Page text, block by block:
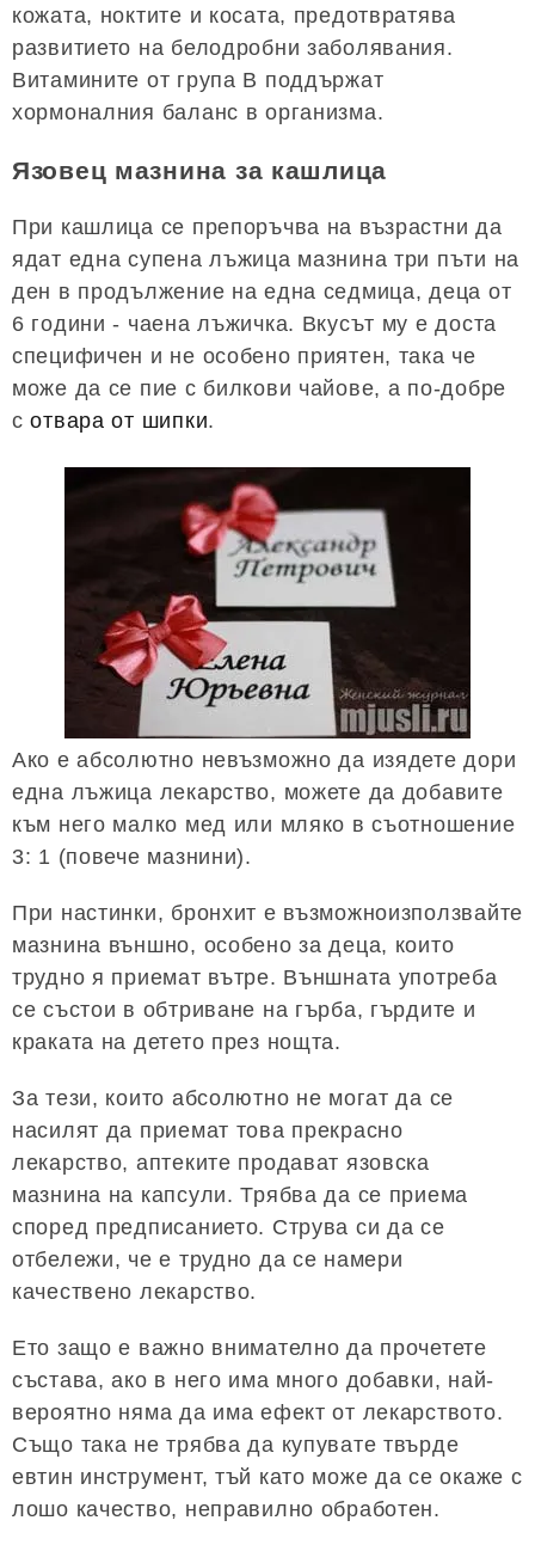
кожата, ноктите и косата, предотвратява
развитието на белодробни заболявания.
Витамините от група В поддържат
хормоналния баланс в организма.
Язовец мазнина за кашлица
При кашлица се препоръчва на възрастни да
ядат една супена лъжица мазнина три пъти на
ден в продължение на една седмица, деца от
6 години - чаена лъжичка. Вкусът му е доста
специфичен и не особено приятен, така че
може да се пие с билкови чайове, а по-добре
сотвара от шипки.
Ако е абсолютно невъзможно да изядете дори
една лъжица лекарство, можете да добавите
към него малко мед или мляко в съотношение
3: 1 (повече мазнини).
При настинки, бронхит е възможноизползвайте
мазнина външно, особено за деца, които
трудно я приемат вътре. Външната употреба
се състои в обтриване на гърба, гърдите и
краката на детето през нощта.
За тези, които абсолютно не могат да се
насилят да приемат това прекрасно
лекарство, аптеките продават язовска
мазнина на капсули. Трябва да се приема
според предписанието. Струва си да се
отбележи, че е трудно да се намери
качествено лекарство.
Ето защо е важно внимателно да прочетете
състава, ако в него има много добавки, най-
вероятно няма да има ефект от лекарството.
Също така не трябва да купувате твърде
евтин инструмент, тъй като може да се окаже с
лошо качество, неправилно обработен.